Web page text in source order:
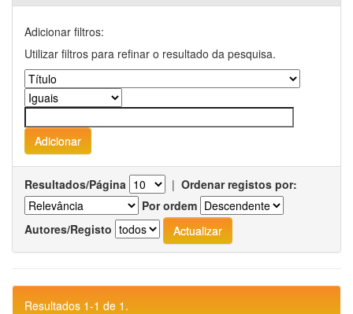
Adicionar filtros:
Utilizar filtros para refinar o resultado da pesquisa.
Resultados/Página | Ordenar registos por:
Por ordem
Autores/Registo
Resultados 1-1 de 1.